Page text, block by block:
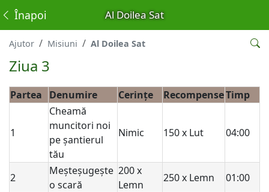
Al Doilea Sat
Înapoi
Ajutor Misiuni Al Doilea Sat
Ziua 3
Partea Denumire Cerințe RecompenseTimp
1
Cheamă
muncitori noi
pe șantierul
tău
Nimic 150 x Lut 04:00
2
Meșteșugește
o scară
200 x
Lemn
250 x Lemn 01:00